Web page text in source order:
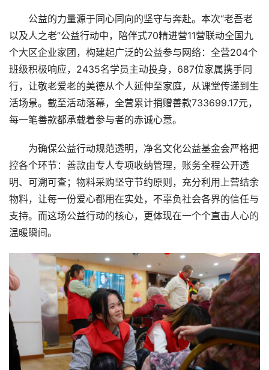
公益的力量源于同心同向的坚守与奔赴。本次“老吾老
以及人之老”公益行动中，陪伴式70精进营11营联动全国九
个大区企业家团，构建起广泛的公益参与网络：全营204个
班级积极响应，2435名学员主动投身，687位家属携手同
行，让敬老爱老的美德从个人延伸至家庭，从课堂传递到生
活场景。截至活动落幕，全营累计捐赠善款733699.17元，
每一笔善款都承载着参与者的赤诚心意。
为确保公益行动规范透明，净名文化公益基金会严格把
控各个环节：善款由专人专项收纳管理，账务全程公开透
明、可溯可查；物料采购坚守节约原则，充分利用上营结余
物料，让每一份爱心都用在实处，不辜负社会各界的信任与
支持。而这场公益行动的核心，更体现在一个个直击人心的
温暖瞬间。